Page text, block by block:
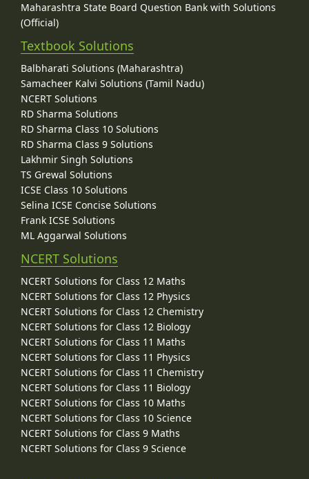
Maharashtra State Board Question Bank with Solutions
(Official)
Textbook Solutions
Balbharati Solutions (Maharashtra)
Samacheer Kalvi Solutions (Tamil Nadu)
NCERT Solutions
RD Sharma Solutions
RD Sharma Class 10 Solutions
RD Sharma Class 9 Solutions
Lakhmir Singh Solutions
TS Grewal Solutions
ICSE Class 10 Solutions
Selina ICSE Concise Solutions
Frank ICSE Solutions
ML Aggarwal Solutions
NCERT Solutions
NCERT Solutions for Class 12 Maths
NCERT Solutions for Class 12 Physics
NCERT Solutions for Class 12 Chemistry
NCERT Solutions for Class 12 Biology
NCERT Solutions for Class 11 Maths
NCERT Solutions for Class 11 Physics
NCERT Solutions for Class 11 Chemistry
NCERT Solutions for Class 11 Biology
NCERT Solutions for Class 10 Maths
NCERT Solutions for Class 10 Science
NCERT Solutions for Class 9 Maths
NCERT Solutions for Class 9 Science